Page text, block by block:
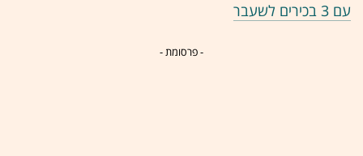
עם 3 בכירים לשעבר
- פרסומת -